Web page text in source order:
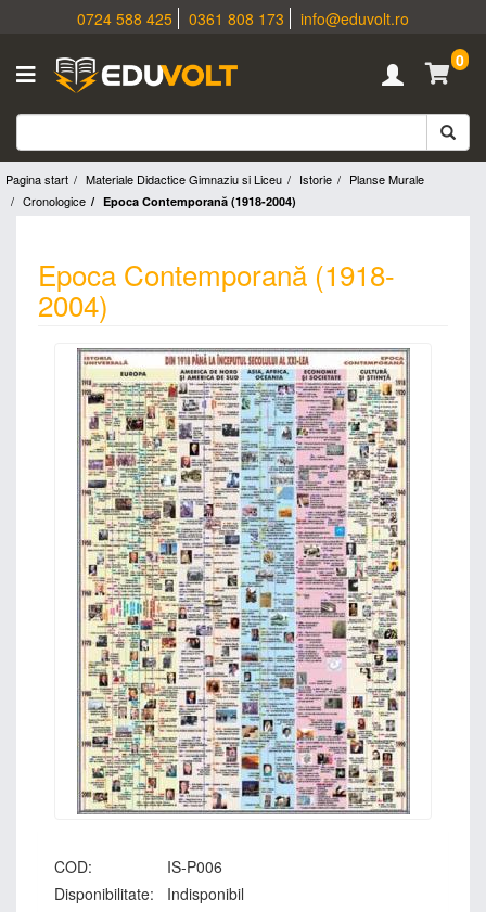
0724 588 425 0361 808 173
info@eduvolt.ro
0
Pagina start Materiale Didactice Gimnaziu si Liceu Istorie
Planse Murale
Cronologice
Epoca Contemporană (1918-2004)
Epoca Contemporană (1918-
2004)
COD:
IS-P006
Disponibilitate:
Indisponibil